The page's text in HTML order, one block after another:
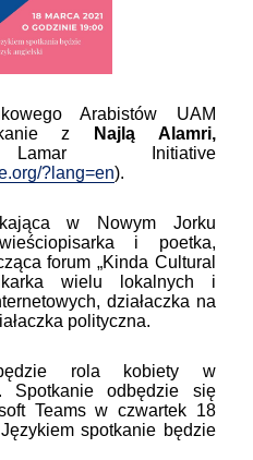
Arabistów UAM
z
Najlą Alamri,
Lamar Initiative
?lang=en).
w Nowym Jorku
i poetka,
forum „Kinda Cultural
wielu lokalnych i
działaczka na
polityczna.
rola kobiety w
Spotkanie odbędzie się
Teams w czwartek 18
spotkanie będzie